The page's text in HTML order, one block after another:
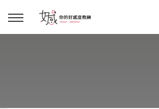
線上課程
合作邀約
公眾表達影響力
維琪簡介
維體驗Unique